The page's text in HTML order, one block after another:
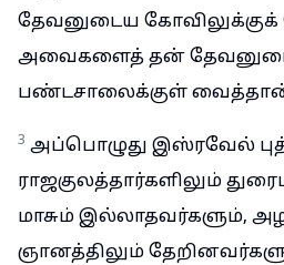
தேவனுடைய
அவைகளைத் தன்
பண்டசாலைக்குள்
3 அப்பொழுது இஸ்ரவேல்
ராஜகுலத்தார்களிலும்
மாசும் இல்லாதவர்களும்,
ஞானத்திலும்